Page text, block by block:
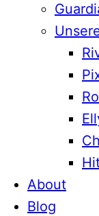
About
Blog